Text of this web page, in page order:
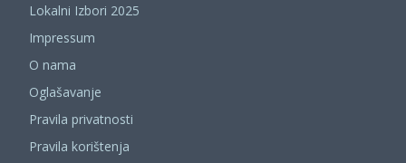
Lokalni Izbori 2025
Impressum
O nama
Oglašavanje
Pravila privatnosti
Pravila korištenja